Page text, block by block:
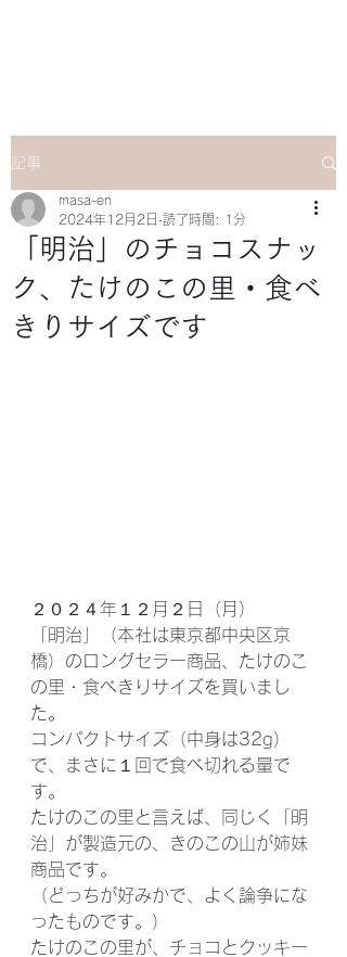
記事
「明治」のチョコスナッ
ク、たけのこの里・食べ
きりサイズです
masa-en
2024年12月2日 読了時間: 1分
２０２４年１２月２日（月）
「明治」（本社は東京都中央区京
橋）のロングセラー商品、たけのこ
の里・食べきりサイズを買いまし
た。
コンパクトサイズ（中身は32g）
で、まさに１回で食べ切れる量で
す。
たけのこの里と言えば、同じく「明
治」が製造元の、きのこの山が姉妹
商品です。
（どっちが好みかで、よく論争にな
ったものです。）
たけのこの里が、チョコとクッキー